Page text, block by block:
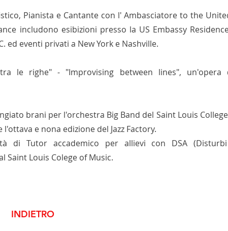
Pianista e Cantante con l' Ambasciatore to the
includono esibizioni presso la US Embassy
ed eventi privati a New York e Nashville.
le righe" - "Improvising between lines", un'opera
brani per l'orchestra Big Band del Saint Louis
e nona edizione del Jazz Factory.
Tutor accademico per allievi con DSA (Disturbi
Louis Colege of Music.
INDIETRO